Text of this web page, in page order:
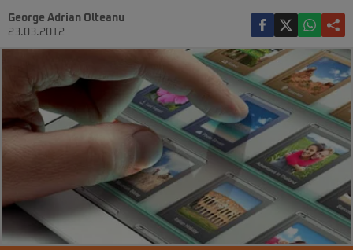
George Adrian Olteanu
23.03.2012